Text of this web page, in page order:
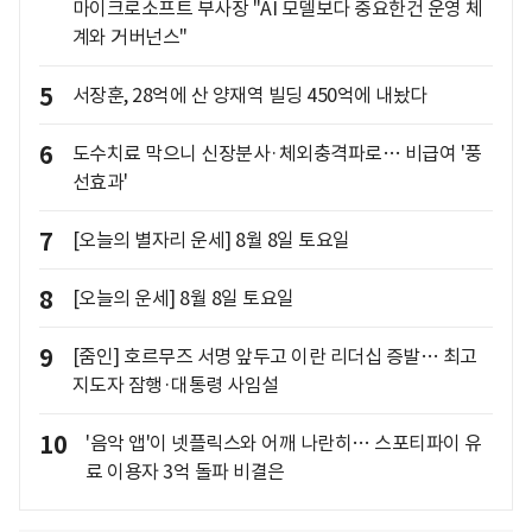
마이크로소프트 부사장 "AI 모델보다 중요한건 운영 체
계와 거버넌스"
5 서장훈, 28억에 산 양재역 빌딩 450억에 내놨다
6
도수치료 막으니 신장분사·체외충격파로… 비급여 '풍
선효과'
7 [오늘의 별자리 운세] 8월 8일 토요일
8 [오늘의 운세] 8월 8일 토요일
9
[줌인] 호르무즈 서명 앞두고 이란 리더십 증발… 최고
지도자 잠행·대통령 사임설
10
'음악 앱'이 넷플릭스와 어깨 나란히… 스포티파이 유
료 이용자 3억 돌파 비결은